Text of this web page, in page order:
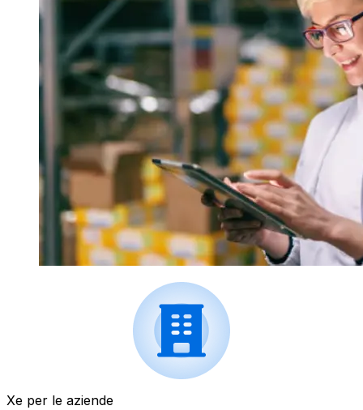
Xe per le aziende